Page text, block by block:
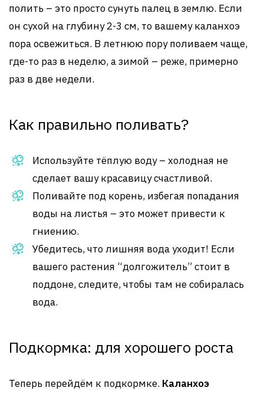
полить – это просто сунуть палец в землю. Если
он сухой на глубину 2-3 см, то вашему каланхоэ
пора освежиться. В летнюю пору поливаем чаще,
где-то раз в неделю, а зимой – реже, примерно
раз в две недели.
Как правильно поливать?
Используйте тёплую воду – холодная не
сделает вашу красавицу счастливой.
Поливайте под корень, избегая попадания
воды на листья – это может привести к
гниению.
Убедитесь, что лишняя вода уходит! Если
вашего растения “долгожитель” стоит в
поддоне, следите, чтобы там не собиралась
вода.
Подкормка: для хорошего роста
Теперь перейдём к подкормке. Каланхоэ